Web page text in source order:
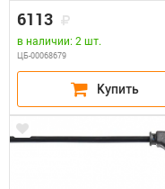
прозрачный провод. Блок
питания 65818, 65845
6113
в наличии: 2 шт.
ЦБ-00068679